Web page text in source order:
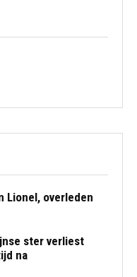
Lionel, overleden
ster verliest
na